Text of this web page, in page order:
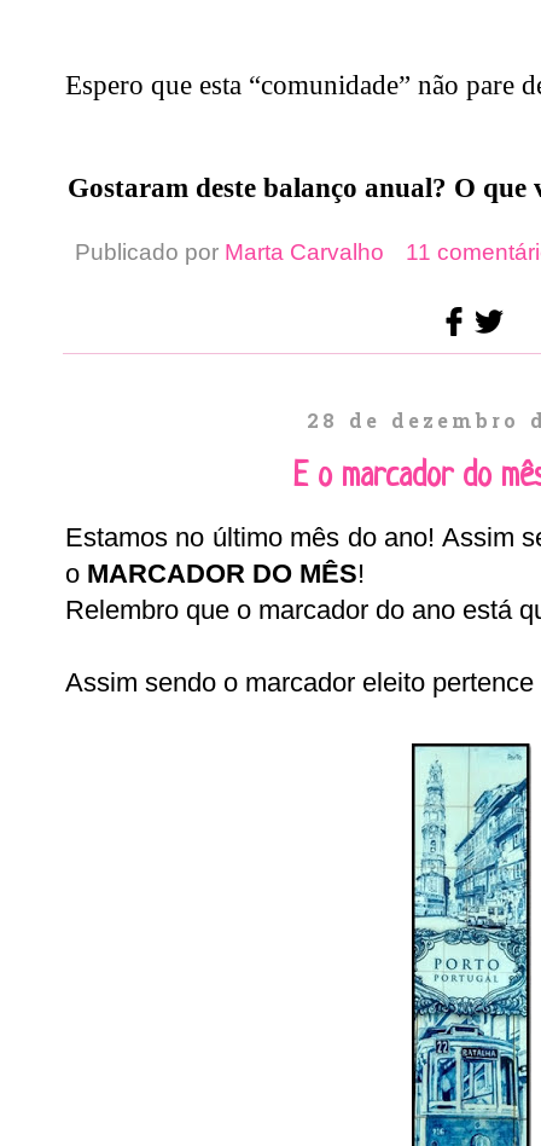
Espero que esta “comunidade” não pare
Gostaram deste balanço anual? O que
Publicado por Marta Carvalho 11
28 de dezembro
E o marcador do
Estamos no último mês do ano! Assim
o MARCADOR DO MÊS!
Relembro que o marcador do ano está
Assim sendo o marcador eleito